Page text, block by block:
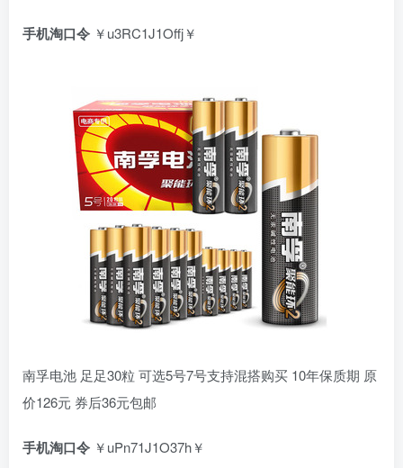
手机淘口令 ￥u3RC1J1Offj￥
南孚电池 足足30粒 可选5号7号支持混搭购买 10年保质期 原
价126元 券后36元包邮
手机淘口令 ￥uPn71J1O37h￥